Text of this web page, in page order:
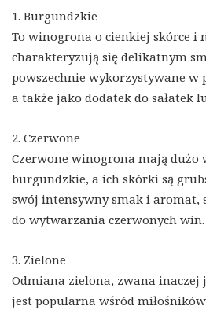
1. Burgundzkie
To winogrona o cienkiej skórce i
charakteryzują się delikatnym
powszechnie wykorzystywane
a także jako dodatek do sałatek
2. Czerwone
Czerwone winogrona mają dużo
burgundzkie, a ich skórki są
swój intensywny smak i aromat,
do wytwarzania czerwonych win.
3. Zielone
Odmiana zielona, zwana inaczej
jest popularna wśród